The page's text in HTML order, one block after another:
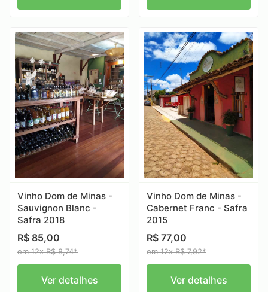
Vinho Dom de Minas -
Sauvignon Blanc -
Safra 2018
R$ 85,00
em 12x R$ 8,74*
Ver detalhes
Vinho Dom de Minas -
Cabernet Franc - Safra
2015
R$ 77,00
em 12x R$ 7,92*
Ver detalhes